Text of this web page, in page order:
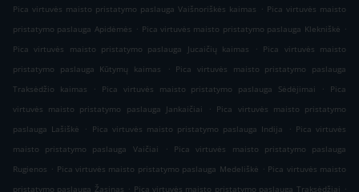
Pica virtuvės maisto pristatymo paslauga Vaišnoriškės kaimas . Pica virtuvės maisto
pristatymo paslauga Apidėmės . Pica virtuvės maisto pristatymo paslauga Klekniškė .
Pica virtuvės maisto pristatymo paslauga Jucaičių kaimas
. Pica virtuvės maisto
pristatymo paslauga Kūtymų kaimas
. Pica virtuvės maisto pristatymo paslauga
Traksėdžio kaimas
. Pica virtuvės maisto pristatymo paslauga Sėdėjimai .
Pica
virtuvės maisto pristatymo paslauga Jankaičiai
. Pica virtuvės maisto pristatymo
paslauga Lašiškė
. Pica virtuvės maisto pristatymo paslauga Indija . Pica virtuvės
maisto pristatymo paslauga Vaičiai
.
Pica virtuvės maisto pristatymo paslauga
Rugienos . Pica virtuvės maisto pristatymo paslauga Medeliškė . Pica virtuvės maisto
pristatymo paslauga Žąsinas . Pica virtuvės maisto pristatymo paslauga Traksėdžiai .